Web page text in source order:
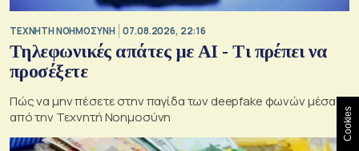
TΕΧΝΗΤΗ ΝΟΗΜΟΣΥΝΗ 07.08.2026, 22:16
Τηλεφωνικές απάτες με ΑΙ - Τι πρέπει να
προσέξετε
Πώς να μην πέσετε στην παγίδα των deepfake φωνών μέσα
από την Τεχνητή Νοημοσύνη
Cookies